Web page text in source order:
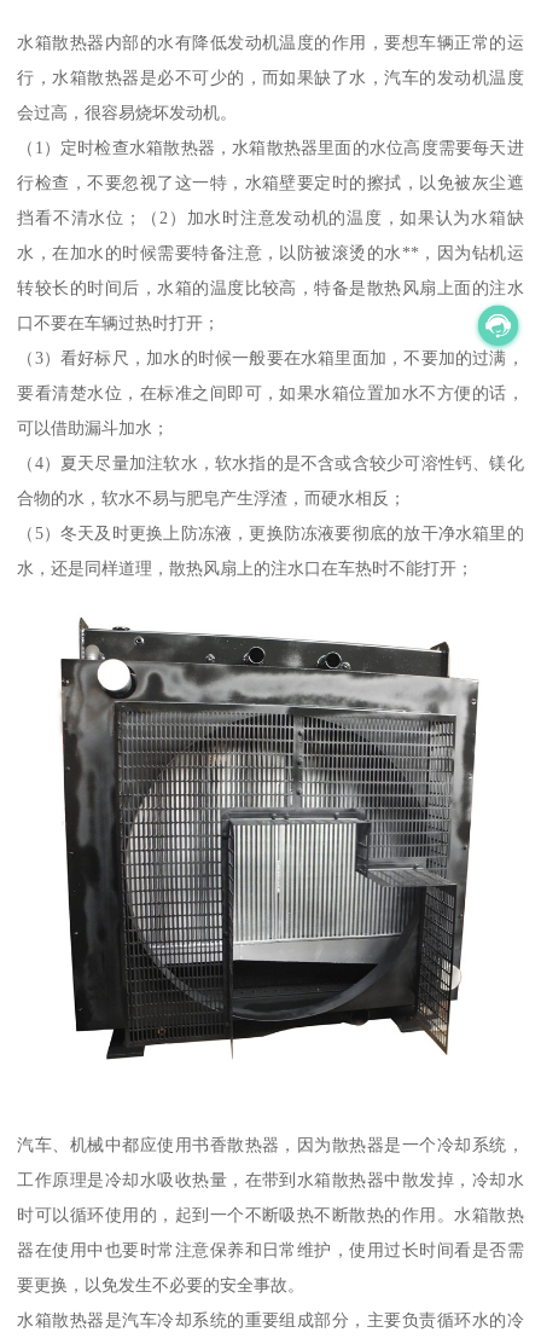
水箱散热器内部的水有降低发动机温度的作用，要想车辆正常的运
行，水箱散热器是必不可少的，而如果缺了水，汽车的发动机温度
会过高，很容易烧坏发动机。
（1）定时检查水箱散热器，水箱散热器里面的水位高度需要每天进
行检查，不要忽视了这一特，水箱壁要定时的擦拭，以免被灰尘遮
挡看不清水位；（2）加水时注意发动机的温度，如果认为水箱缺
水，在加水的时候需要特备注意，以防被滚烫的水**，因为钻机运
转较长的时间后，水箱的温度比较高，特备是散热风扇上面的注水
口不要在车辆过热时打开；
（3）看好标尺，加水的时候一般要在水箱里面加，不要加的过满，
要看清楚水位，在标准之间即可，如果水箱位置加水不方便的话，
可以借助漏斗加水；
（4）夏天尽量加注软水，软水指的是不含或含较少可溶性钙、镁化
合物的水，软水不易与肥皂产生浮渣，而硬水相反；
（5）冬天及时更换上防冻液，更换防冻液要彻底的放干净水箱里的
水，还是同样道理，散热风扇上的注水口在车热时不能打开；
汽车、机械中都应使用书香散热器，因为散热器是一个冷却系统，
工作原理是冷却水吸收热量，在带到水箱散热器中散发掉，冷却水
时可以循环使用的，起到一个不断吸热不断散热的作用。水箱散热
器在使用中也要时常注意保养和日常维护，使用过长时间看是否需
要更换，以免发生不必要的安全事故。
水箱散热器是汽车冷却系统的重要组成部分，主要负责循环水的冷